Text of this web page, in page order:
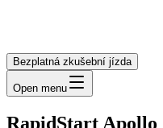
Bezplatná zkušební jízda
Open menu
RapidStart Apollo